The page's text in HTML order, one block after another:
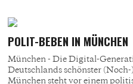
POLIT-BEBEN IN MÜNCHEN
München - Die Digital-
Deutschlands schönster
München steht vor einem